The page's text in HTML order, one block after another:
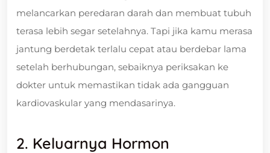
melancarkan peredaran darah dan membuat tubuh
terasa lebih segar setelahnya. Tapi jika kamu merasa
jantung berdetak terlalu cepat atau berdebar lama
setelah berhubungan, sebaiknya periksakan ke
dokter untuk memastikan tidak ada gangguan
kardiovaskular yang mendasarinya.
2. Keluarnya Hormon